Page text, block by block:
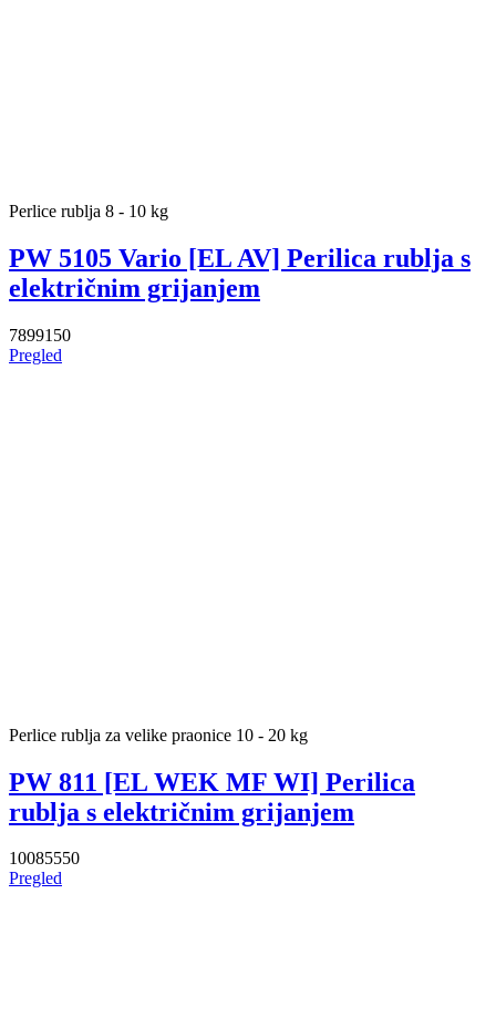
Perlice rublja 8 - 10 kg
PW 5105 Vario [EL AV] Perilica rublja s
električnim grijanjem
7899150
Pregled
Perlice rublja za velike praonice 10 - 20 kg
PW 811 [EL WEK MF WI] Perilica
rublja s električnim grijanjem
10085550
Pregled